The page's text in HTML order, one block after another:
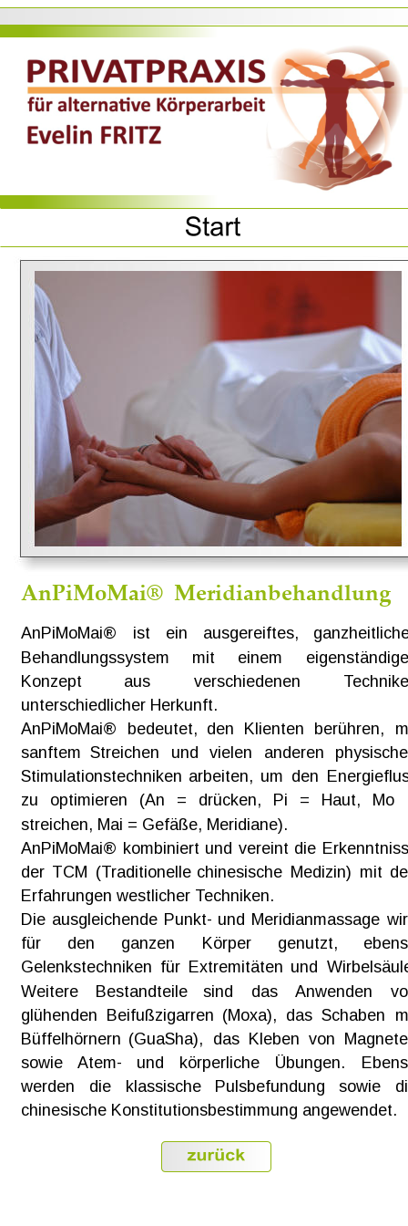
AnPiMoMai®  Meridianbehandlung
AnPiMoMai® ist ein ausgereiftes,
Behandlungssystem mit einem
Konzept aus verschiedenen
unterschiedlicher Herkunft.
AnPiMoMai® bedeutet, den Klienten berühren,
sanftem Streichen und vielen anderen
Stimulationstechniken arbeiten, um den
zu optimieren (An = drücken, Pi = Haut, Mo
streichen, Mai = Gefäße, Meridiane).
AnPiMoMai® kombiniert und vereint die
der TCM (Traditionelle chinesische Medizin) mit
Erfahrungen westlicher Techniken.
Die ausgleichende Punkt- und Meridianmassage
für den ganzen Körper genutzt,
Gelenkstechniken für Extremitäten und
Weitere Bestandteile sind das Anwenden
glühenden Beifußzigarren (Moxa), das Schaben
Büffelhörnern (GuaSha), das Kleben von
sowie Atem- und körperliche Übungen.
werden die klassische Pulsbefundung sowie
chinesische Konstitutionsbestimmung angewendet.